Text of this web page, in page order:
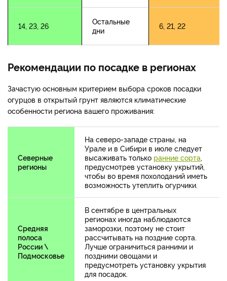
14, 23, 26
Остальные
дни
6, 21, 22
Рекомендации по посадке в регионах
Зачастую основным критерием выбора сроков посадки
огурцов в открытый грунт являются климатические
особенности региона вашего проживания:
Северные
регионы
На северо-западе страны, на
Урале и в Сибири в июле следует
высаживать только ранние сорта
предусмотрев установку укрытий,
чтобы во время похолоданий иметь
возможность утеплить огурчики.
Средняя
полоса
России \
Подмосковье
В сентябре в центральных
регионах иногда наблюдаются
заморозки, поэтому не стоит
рассчитывать на поздние сорта.
Лучше ограничиться ранними и
поздними овощами и
предусмотреть установку укрытия
для посадок.